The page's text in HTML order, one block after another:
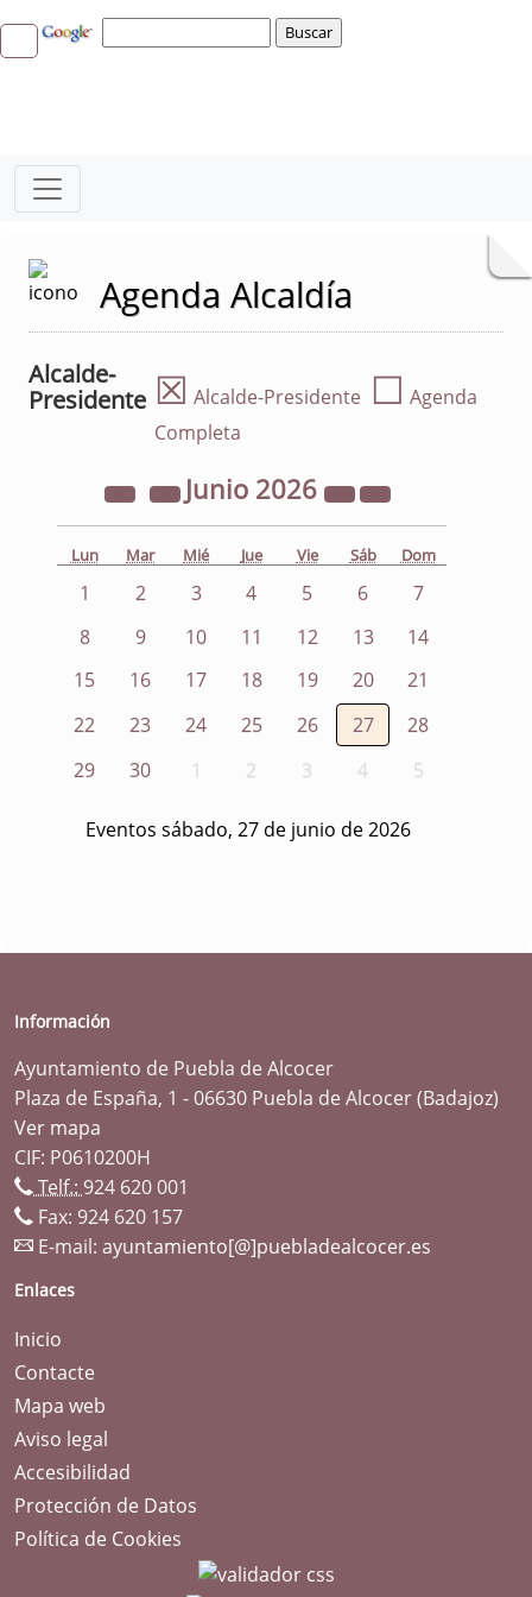
Agenda Alcaldía
Alcalde-
Presidente ☒ Alcalde-Presidente ☐ Agenda
Completa
Junio 2026
Lun Mar Mié Jue Vie Sáb Dom
1 2 3 4 5 6
7
8
9 10 11 12 13
14
15
16 17 18 19 20
21
22
23 24 25 26 27
28
29
30 1 2 3 4 5
Eventos sábado, 27 de junio de 2026
Información
Ayuntamiento de Puebla de Alcocer
Plaza de España, 1 - 06630 Puebla de Alcocer (Badajoz)
Ver mapa
CIF: P0610200H
Telf.: 924 620 001
Fax: 924 620 157
E-mail: ayuntamiento[@]puebladealcocer.es
Enlaces
Inicio
Contacte
Mapa web
Aviso legal
Accesibilidad
Protección de Datos
Política de Cookies